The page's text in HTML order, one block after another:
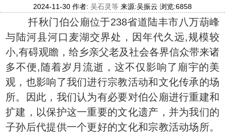
2024-11-30 作者: 吴石灵等 来源:吴振云 浏览:6858
扦秋门伯公廟位于238省道陆丰市八万葫峰
与陆河县河口麦湖交界处，因年代久远,规模较
小,有碍观瞻，给乡亲父老及社会各界信众带来诸
多不便,随着岁月流逝，这不仅影响了廟宇的美
观，也影响了我们进行宗教活动和文化传承的场
所。因此，我们认为有必要对伯公廟进行重建和
扩建，以保护这一重要的文化遗产，并为我们的
子孙后代提供一个更好的文化和宗教活动场所。